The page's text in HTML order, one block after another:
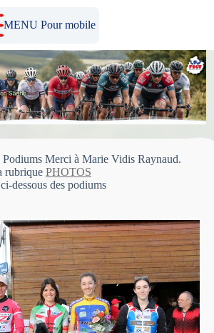
MENU Pour mobile
Merci à Marie Vidis Raynaud.
rubrique PHOTOS
dessous des podiums